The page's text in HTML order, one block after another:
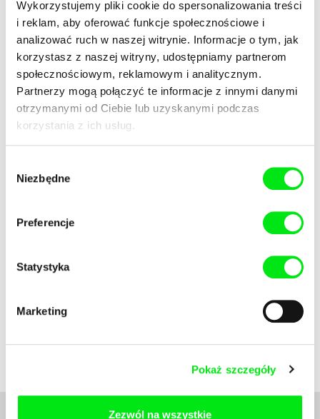
Wykorzystujemy pliki cookie do spersonalizowania treści
i reklam, aby oferować funkcje społecznościowe i
analizować ruch w naszej witrynie. Informacje o tym, jak
korzystasz z naszej witryny, udostępniamy partnerom
społecznościowym, reklamowym i analitycznym.
Partnerzy mogą połączyć te informacje z innymi danymi
otrzymanymi od Ciebie lub uzyskanymi podczas
korzystania z ich usług.
zgody
Niezbędne
Preferencje
Statystyka
Marketing
Pokaż szczegóły
Zezwól na wszystkie
Tytuł
David Čálek
Miroslav Janek
Marcin Podolec